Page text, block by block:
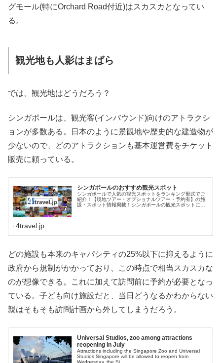
グモール(特にOrchard Road付近)はスカスカとなってい
る。
観光地も人影はまばら
では、観光地はどうだろう？
シンガポールは、観光客(インバウンド)向けのアトラクシ
ョンが多数ある。日本のように景観地や歴史的な建造物が
少ないので、どのアトラクションも基本運営費をチケット
販売に頼っている。
シンガポールのおすすめ観光スポット
シンガポールで人気の観光スポットをランキング形式でご
紹介！【現地ツアー・オプショナルツアー・予約有】の施
設・スポット情報掲載！シンガポールの観光スポットに関
4travel.jp
どの施設も本来のキャパシティの25%以下に抑えるように
政府から規制がかかっており、この時点で相当スカスカな
のが想像できる。これに加えて訪問前に予約が必要となっ
ている。子ども向け施設だと、当日どうなるかわからない
親はそもそも訪問計画から外してしまうだろう。
Universal Studios, zoo among attractions
reopening in July
Attractions including the Singapore Zoo and Universal
Studios Singapore will be allowed to reopen from
Wednesday, the Si...